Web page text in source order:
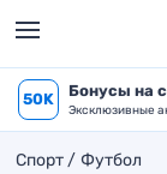
50K Бонусы на
Эксклюзивные
Спорт Футбол